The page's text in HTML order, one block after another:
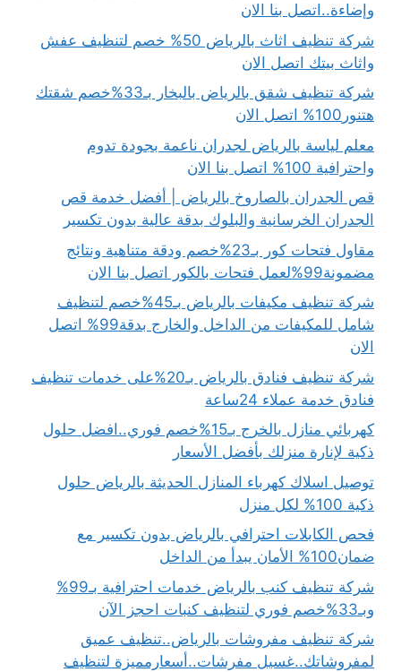
وإضاءة..اتصل بنا الان
شركة تنظيف اثاث بالرياض 50% خصم لتنظيف عفش
واثاث بيتك اتصل الان
شركة تنظيف شقق بالرياض بالبخار بـ33%خصم شقتك
هتنور100% اتصل الان
معلم لياسة بالرياض لجدران ناعمة بجودة تدوم
واحترافية 100% اتصل بنا الان
قص الجدران بالصاروخ بالرياض | أفضل خدمة قص
الجدران الخرسانية والبلوك بدقة عالية بدون تكسير
مقاول فتحات كور بـ23%خصم ودقة متناهية ونتائج
مضمونة99%لعمل فتحات بالكور اتصل بنا الان
شركة تنظيف مكيفات بالرياض بـ45%خصم لتنظيف
شامل للمكيفات من الداخل والخارج بدقة99% اتصل
الان
شركة تنظيف فنادق بالرياض بـ20%على خدمات تنظيف
فنادق خدمة عملاء 24ساعة
كهربائي منازل بالخرج بـ15%خصم فوري..افضل حلول
ذكية لإنارة منزلك بأفضل الأسعار
توصيل اسلاك كهرباء المنازل الحديثة بالرياض حلول
ذكية 100% لكل منزل
فحص الكابلات احترافي بالرياض بدون تكسير مع
ضمان100% الأمان يبدأ من الداخل
شركة تنظيف كنب بالرياض خدمات احترافية بـ99%
وبـ33%خصم فوري لتنظيف كنبات احجز الآن
شركة تنظيف مفروشات بالرياض..تنظيف عميق
لمفروشاتك..غسيل مفرشات..أسعارمميزة لتنظيف